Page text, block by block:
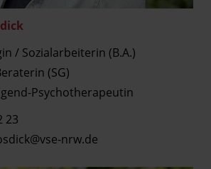
/ Sozialarbeiterin (B.A.)
(SG)
Psychotherapeutin
23
nrw.de